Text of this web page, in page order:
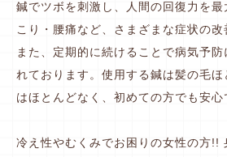
鍼でツボを刺激し、人間の回復力を
こり・腰痛など、さまざまな症状の改
また、定期的に続けることで病気予
れております。使用する鍼は髪の毛
はほとんどなく、初めての方でも安心
冷え性やむくみでお困りの女性の方!!